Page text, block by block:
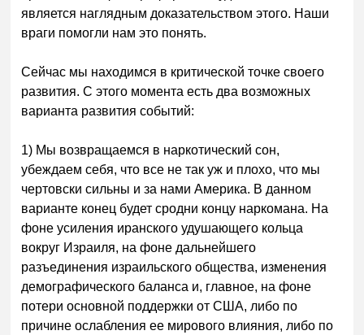
является наглядным доказательством этого. Наши
враги помогли нам это понять.
Сейчас мы находимся в критической точке своего
развития. С этого момента есть два возможных
варианта развития событий:
1) Мы возвращаемся в наркотический сон,
убеждаем себя, что все не так уж и плохо, что мы
чертовски сильны и за нами Америка. В данном
варианте конец будет сродни концу наркомана. На
фоне усиления иранского удушающего кольца
вокруг Израиля, на фоне дальнейшего
разъединения израильского общества, изменения
демографического баланса и, главное, на фоне
потери основной поддержки от США, либо по
причине ослабления ее мирового влияния, либо по